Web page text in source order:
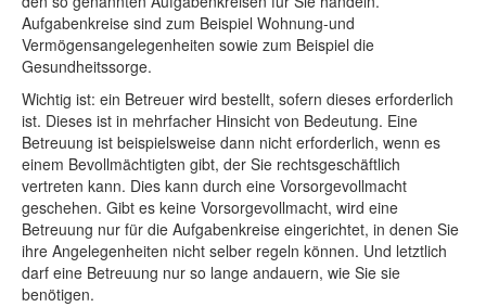
Aufgabenkreise sind zum Beispiel Wohnung-und
Vermögensangelegenheiten sowie zum Beispiel die
Gesundheitssorge.
Wichtig ist: ein Betreuer wird bestellt, sofern dieses erforderlich
ist. Dieses ist in mehrfacher Hinsicht von Bedeutung. Eine
Betreuung ist beispielsweise dann nicht erforderlich, wenn es
einem Bevollmächtigten gibt, der Sie rechtsgeschäftlich
vertreten kann. Dies kann durch eine Vorsorgevollmacht
geschehen. Gibt es keine Vorsorgevollmacht, wird eine
Betreuung nur für die Aufgabenkreise eingerichtet, in denen Sie
ihre Angelegenheiten nicht selber regeln können. Und letztlich
darf eine Betreuung nur so lange andauern, wie Sie sie
benötigen.